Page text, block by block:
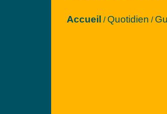
Accueil / Quotidien /